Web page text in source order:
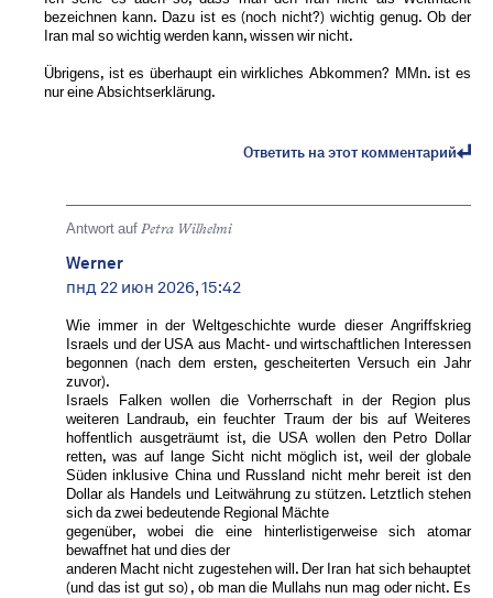
bezeichnen kann. Dazu ist es (noch nicht?) wichtig genug. Ob der
Iran mal so wichtig werden kann, wissen wir nicht.
Übrigens, ist es überhaupt ein wirkliches Abkommen? MMn. ist es
nur eine Absichtserklärung.
Ответить на этот комментарий
Antwort auf Petra Wilhelmi
Werner
пнд 22 июн 2026, 15:42
Wie immer in der Weltgeschichte wurde dieser Angriffskrieg
Israels und der USA aus Macht- und wirtschaftlichen Interessen
begonnen (nach dem ersten, gescheiterten Versuch ein Jahr
zuvor).
Israels Falken wollen die Vorherrschaft in der Region plus
weiteren Landraub, ein feuchter Traum der bis auf Weiteres
hoffentlich ausgeträumt ist, die USA wollen den Petro Dollar
retten, was auf lange Sicht nicht möglich ist, weil der globale
Süden inklusive China und Russland nicht mehr bereit ist den
Dollar als Handels und Leitwährung zu stützen. Letztlich stehen
sich da zwei bedeutende Regional Mächte
gegenüber, wobei die eine hinterlistigerweise sich atomar
bewaffnet hat und dies der
anderen Macht nicht zugestehen will. Der Iran hat sich behauptet
(und das ist gut so) , ob man die Mullahs nun mag oder nicht. Es